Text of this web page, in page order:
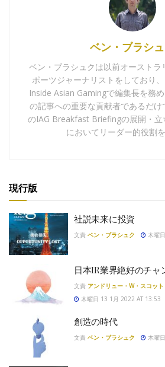
ベン・ブラシ
ベン・ブラシュクは以前オーストラ
ポーツジャーナリストをしており
Inside Asian Gamingで編集長を務
の記事への重要な貢献者であるだけ
のIAG Breakfast Briefingの展開・立
においてリーダー的役割を
現行版
社説未来に投資
文責 ベン・ブラシュク 木曜
日本IR業界絶好のチャ
文責 アンドリュー・W・スコット
木曜日 13 1月 2022 AT 13:53
創造の時代
文責 ベン・ブラシュク 木曜